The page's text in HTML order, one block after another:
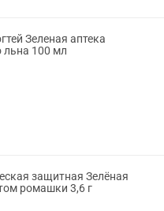
Зеленая аптека
100 мл
защитная Зелёная
ромашки 3,6 г